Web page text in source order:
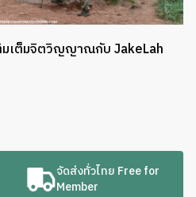
เต็มจิตวิญญาณกับ JakeLah
จัดส่งทั่วไทย Free for
Member